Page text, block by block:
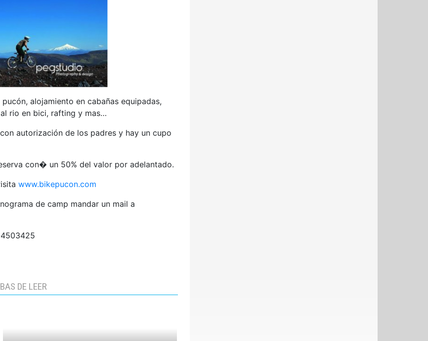
alojamiento en cabañas equipadas,
rio en bici, rafting y mas…
autorización de los padres y hay un cupo
con� un 50% del valor por adelantado.
www.bikepucon.com
de camp mandar un mail a
DE LEER